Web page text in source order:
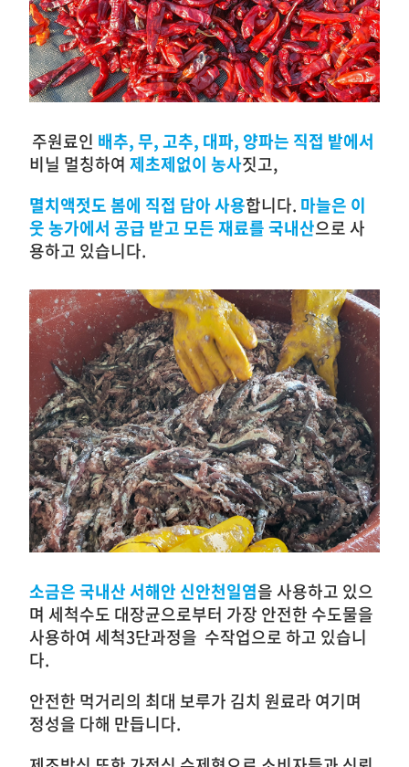
주원료인 배추, 무, 고추, 대파, 양파는 직접 밭에서
비닐 멀칭하여제초제없이 농사짓고,
멸치액젓도 봄에 직접 담아 사용합니다. 마늘은 이
웃 농가에서 공급 받고 모든 재료를 국내산으로 사
용하고 있습니다.
소금은 국내산 서해안 신안천일염을 사용하고 있으
며 세척수도 대장균으로부터 가장 안전한 수도물을
사용하여 세척3단과정을 수작업으로 하고 있습니
다.
안전한 먹거리의 최대 보루가 김치 원료라 여기며
정성을 다해 만듭니다.